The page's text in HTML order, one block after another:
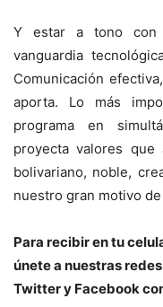
Y estar a tono con
vanguardia
Comunicación
aporta. Lo más
programa en
proyecta valores
bolivariano, noble,
nuestro gran motivo
Para recibir en tu
únete a nuestras
Twitter y Facebook